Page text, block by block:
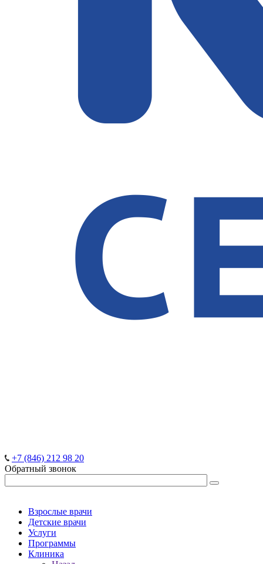
+7 (846) 212 98 20
Обратный звонок
Взрослые врачи
Детские врачи
Услуги
Программы
Клиника